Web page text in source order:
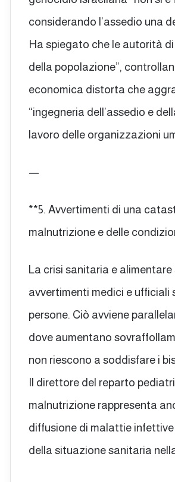
considerando l’assedio una
Ha spiegato che le autorità
della popolazione”,
economica distorta che
“ingegneria dell’assedio e
lavoro delle organizzazioni
—
**5. Avvertimenti di una
malnutrizione e delle
La crisi sanitaria e
avvertimenti medici e ufficiali
persone. Ciò avviene
dove aumentano
non riescono a soddisfare i
Il direttore del reparto
malnutrizione rappresenta
diffusione di malattie
della situazione sanitaria